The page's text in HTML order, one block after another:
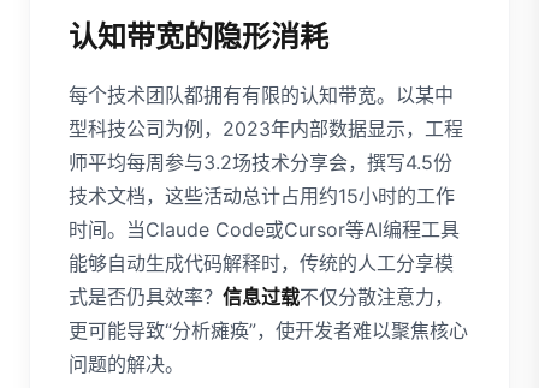
认知带宽的隐形消耗
每个技术团队都拥有有限的认知带宽。以某中
型科技公司为例，2023年内部数据显示，工程
师平均每周参与3.2场技术分享会，撰写4.5份
技术文档，这些活动总计占用约15小时的工作
时间。当Claude Code或Cursor等AI编程工具
能够自动生成代码解释时，传统的人工分享模
式是否仍具效率？ 信息过载不仅分散注意力，
更可能导致“分析瘫痪”，使开发者难以聚焦核心
问题的解决。